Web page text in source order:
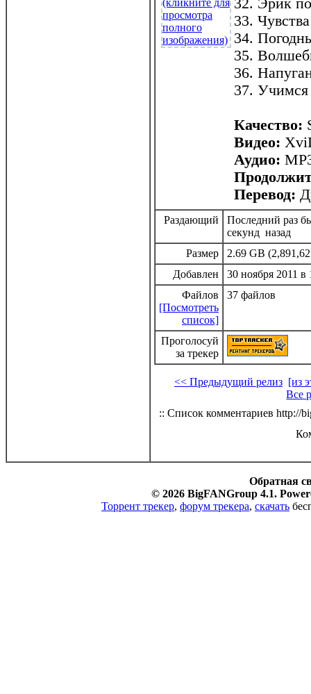
32. Эрик
33.
34.
35.
36.
37. Учимся
Качество:
Видео:
Аудио:
Перевод:
Раздающий
Последний раз
секунд назад
Размер
2.69 GB
Добавлен
30 ноября 2011 в
Файлов
[Посмотреть
список]
37 файлов
Проголосуй
за трекер
<< Предыдущий релиз [из
Все
:: Список комментариев http://
Обратная
© 2026 BigFANGroup 4.1.
Торрент трекер, форум трекера, скачать